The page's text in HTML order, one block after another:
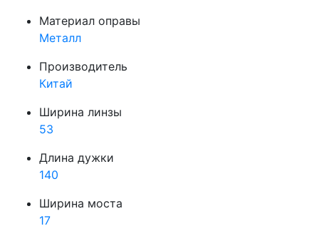
Материал оправы
Металл
Производитель
Китай
Ширина линзы
53
Длина дужки
140
Ширина моста
17